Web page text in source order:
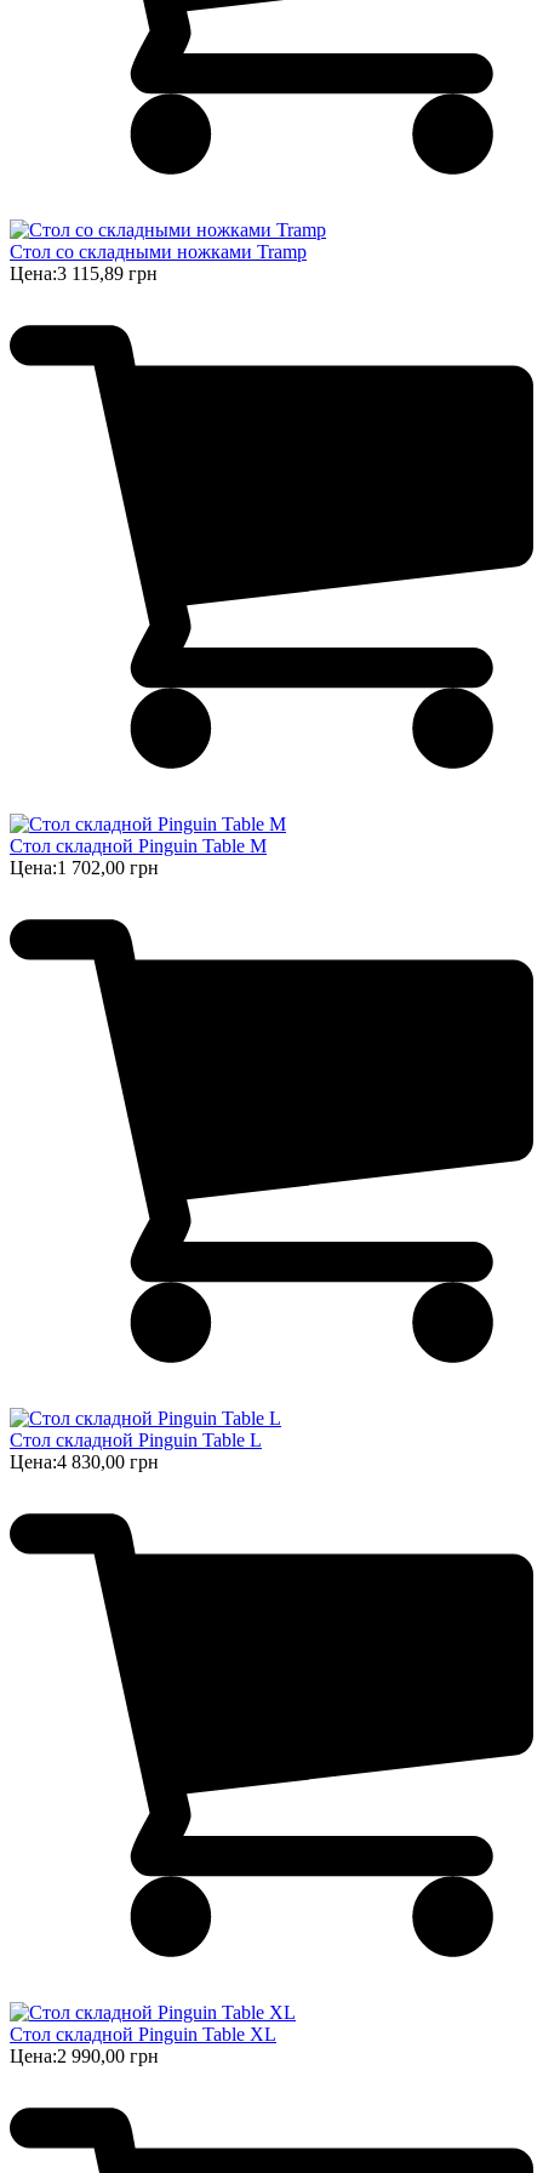
Стол со складными ножками Tramp
Цена:3 115,89 грн
Стол складной Pinguin Table M
Цена:1 702,00 грн
Стол складной Pinguin Table L
Цена:4 830,00 грн
Стол складной Pinguin Table XL
Цена:2 990,00 грн